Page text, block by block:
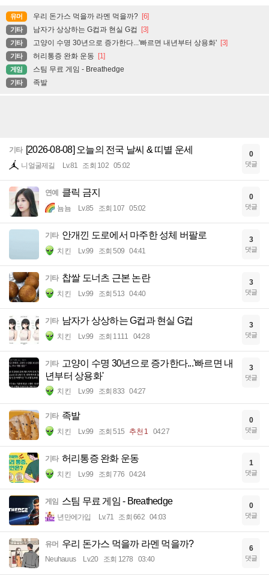
유머 우리 돈가스 먹을까 라멘 먹을까? [6]
기타 남자가 상상하는 G컵과 현실 G컵 [3]
기타 고양이 수명 30년으로 증가한다...'빠르면 내년부터 상용화' [3]
기타 허리통증 완화 운동 [1]
게임 스팀 무료 게임 - Breathedge
기타 족발
기타 [2026-08-08] 오늘의 전국 날씨 & 띠별 운세
니얼굴제길 Lv.81 조회 102 05:02
0
댓글
연예 클릭 금지
뇸뇸 Lv.85 조회 107 05:02
0
댓글
기타 안개낀 도로에서 마주한 성체 버팔로
치킨 Lv.99 조회 509 04:41
3
댓글
기타 찹쌀 도너츠 근본 논란
치킨 Lv.99 조회 513 04:40
3
댓글
기타 남자가 상상하는 G컵과 현실 G컵
치킨 Lv.99 조회 1111 04:28
3
댓글
기타 고양이 수명 30년으로 증가한다...'빠르면 내
년부터 상용화'
치킨 Lv.99 조회 833 04:27
3
댓글
기타 족발
치킨 Lv.99 조회 515 추천 1 04:27
0
댓글
기타 허리통증 완화 운동
치킨 Lv.99 조회 776 04:24
1
댓글
게임 스팀 무료 게임 - Breathedge
년만에가입 Lv.71 조회 662 04:03
0
댓글
유머 우리 돈가스 먹을까 라멘 먹을까?
Neuhauus Lv.20 조회 1278 03:40
6
댓글